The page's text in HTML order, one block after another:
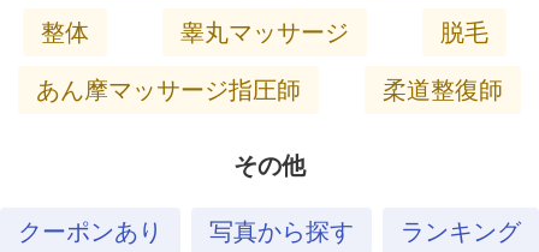
整体
睾丸マッサージ
脱毛
あん摩マッサージ指圧師
柔道整復師
その他
クーポンあり 写真から探す ランキング